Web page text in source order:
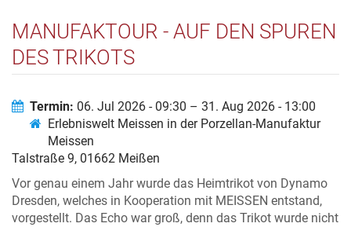
MANUFAKTOUR - AUF DEN SPUREN
DES TRIKOTS
Termin: 06. Jul 2026 - 09:30 – 31. Aug 2026 - 13:00
Erlebniswelt Meissen in der Porzellan-Manufaktur
Meissen
Talstraße 9, 01662 Meißen
Vor genau einem Jahr wurde das Heimtrikot von Dynamo
Dresden, welches in Kooperation mit MEISSEN entstand,
vorgestellt. Das Echo war groß, denn das Trikot wurde nicht